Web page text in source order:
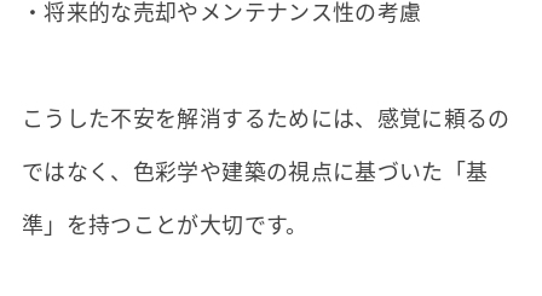
・将来的な売却やメンテナンス性の考慮
こうした不安を解消するためには、感覚に頼るの
ではなく、色彩学や建築の視点に基づいた「基
準」を持つことが大切です。